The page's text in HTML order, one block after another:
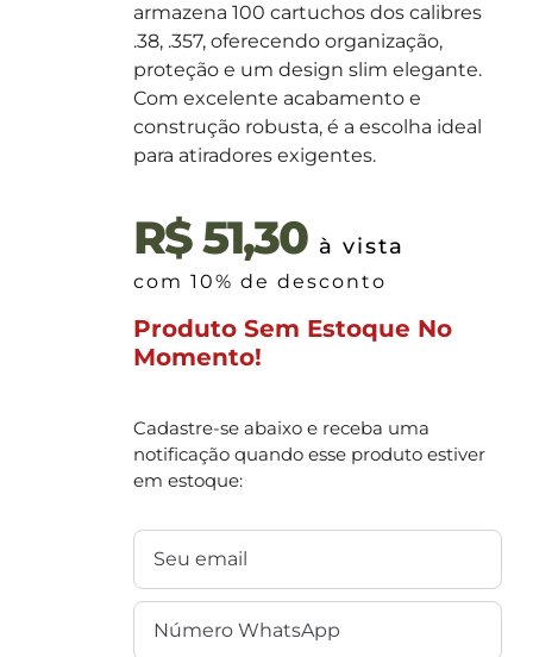
armazena 100 cartuchos dos calibres
.38, .357, oferecendo organização,
proteção e um design slim elegante.
Com excelente acabamento e
construção robusta, é a escolha ideal
para atiradores exigentes.
R$51,30 à vista
com 10% de desconto
Produto Sem Estoque No
Momento!
Cadastre-se abaixo e receba uma
notificação quando esse produto estiver
em estoque: